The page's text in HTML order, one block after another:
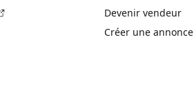
Devenir vendeur
Créer une annonce